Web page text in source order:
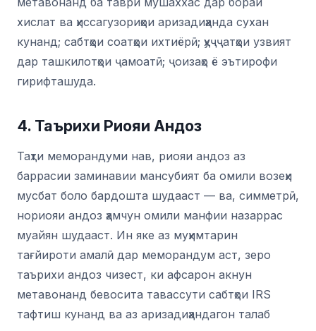
хислат ва ҳиссагузориҳои аризадиҳанда сухан
кунанд; сабтҳои соатҳои ихтиёрӣ; ҳуҷҷатҳои узвият
дар ташкилотҳои ҷамоатӣ; ҷоизаҳо ё эътирофи
гирифташуда.
4. Таърихи Риояи Андоз
Таҳти меморандуми нав, риояи андоз аз
баррасии заминавии мансубият ба омили возеҳи
мусбат боло бардошта шудааст — ва, симметрӣ,
нориояи андоз ҳамчун омили манфии назаррас
муайян шудааст. Ин яке аз муҳимтарин
тағйироти амалӣ дар меморандум аст, зеро
таърихи андоз чизест, ки афсарон акнун
метавонанд бевосита тавассути сабтҳои IRS
тафтиш кунанд ва аз аризадиҳандагон талаб